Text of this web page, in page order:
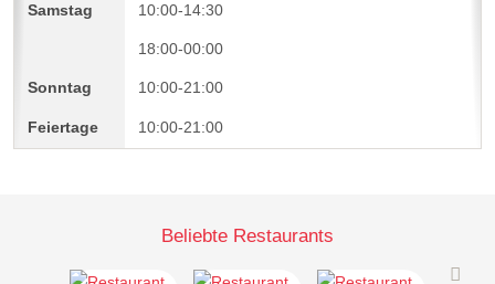
10:00-14:30
18:00-00:00
10:00-21:00
10:00-21:00
Beliebte Restaurants